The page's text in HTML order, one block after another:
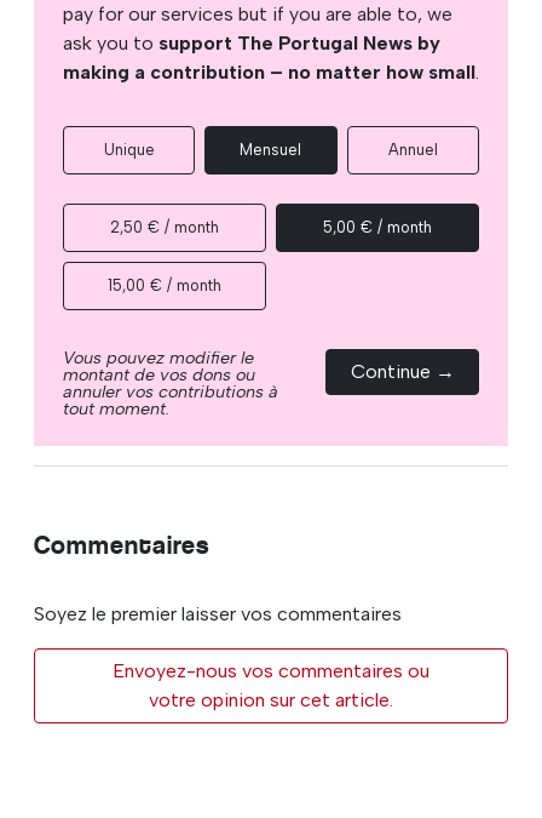
pay for our services but if you are able to, we
ask you to support The Portugal News by
making a contribution – no matter how small.
Unique Mensuel Annuel
2,50 € / month 5,00 € / month
15,00 € / month
Vous pouvez modifier le
montant de vos dons ou
annuler vos contributions à
tout moment.
Continue →
Commentaires
Soyez le premier laisser vos commentaires
Envoyez-nous vos commentaires ou
votre opinion sur cet article.